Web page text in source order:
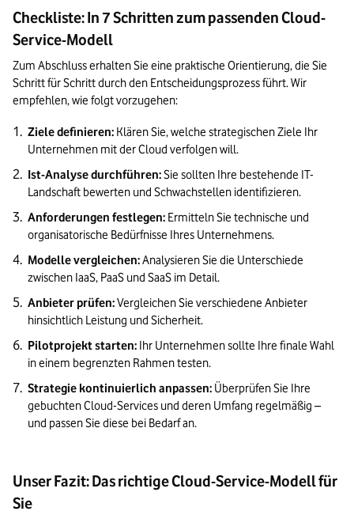
Checkliste: In 7 Schritten zum passenden Cloud-
Service-Modell
Zum Abschluss erhalten Sie eine praktische Orientierung, die Sie
Schritt für Schritt durch den Entscheidungsprozess führt. Wir
empfehlen, wie folgt vorzugehen:
Ziele definieren: Klären Sie, welche strategischen Ziele Ihr
Unternehmen mit der Cloud verfolgen will.
Ist-Analyse durchführen: Sie sollten Ihre bestehende IT-
Landschaft bewerten und Schwachstellen identifizieren.
Anforderungen festlegen: Ermitteln Sie technische und
organisatorische Bedürfnisse Ihres Unternehmens.
Modelle vergleichen: Analysieren Sie die Unterschiede
zwischen IaaS, PaaS und SaaS im Detail.
Anbieter prüfen: Vergleichen Sie verschiedene Anbieter
hinsichtlich Leistung und Sicherheit.
Pilotprojekt starten: Ihr Unternehmen sollte Ihre finale Wahl
in einem begrenzten Rahmen testen.
Strategie kontinuierlich anpassen: Überprüfen Sie Ihre
gebuchten Cloud-Services und deren Umfang regelmäßig –
und passen Sie diese bei Bedarf an.
Unser Fazit: Das richtige Cloud-Service-Modell für
Sie